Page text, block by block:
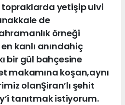
topraklarda yetişip ulvi
de
örneği
kanlı anındahiç
bir gül bahçesine
makamına koşan,aynı
olanŞiran’lı şehit
tanıtmak istiyorum.